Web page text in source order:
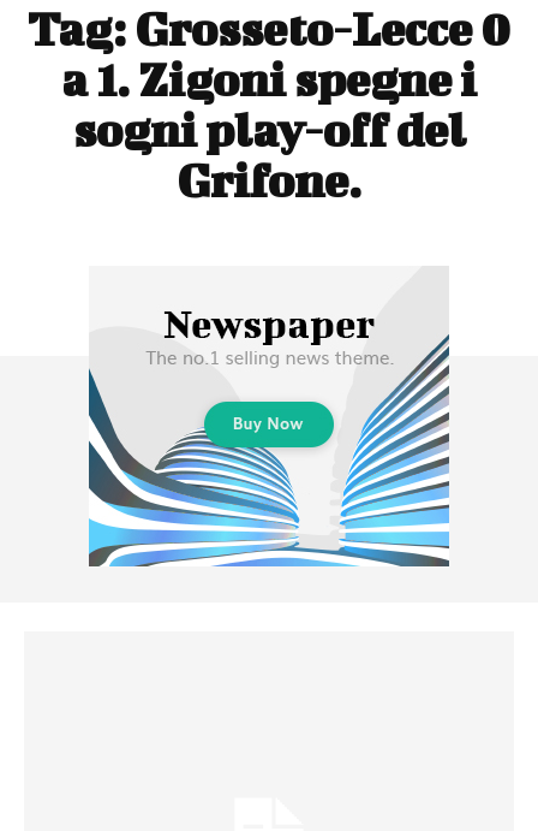
Tag: Grosseto-Lecce 0
a 1. Zigoni spegne i
sogni play-off del
Grifone.